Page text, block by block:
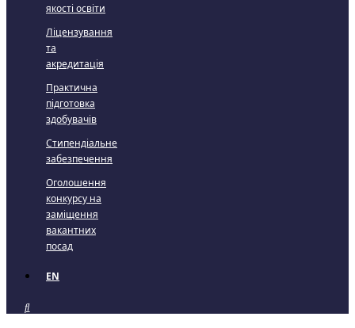
якості освіти
Ліцензування
та
акредитація
Практична
підготовка
здобувачів
Стипендіальне
забезпечення
Оголошення
конкурсу на
заміщення
вакантних
посад
EN